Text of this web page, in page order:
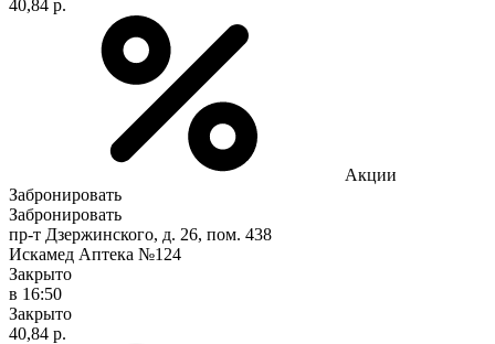
40,84 р.
Акции
Забронировать
Забронировать
пр-т Дзержинского, д. 26, пом. 438
Искамед Аптека №124
Закрыто
в 16:50
Закрыто
40,84 р.